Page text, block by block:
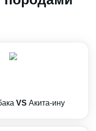
VS Акита-ину